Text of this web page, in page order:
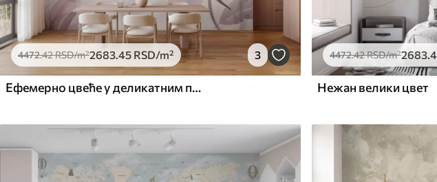
4472.42RSD/m²2683.45 RSD/m² 3
Ефемерно цвеће у деликатним пастелним бојама
4472.42RSD/m²2683
Нежан велики цвет